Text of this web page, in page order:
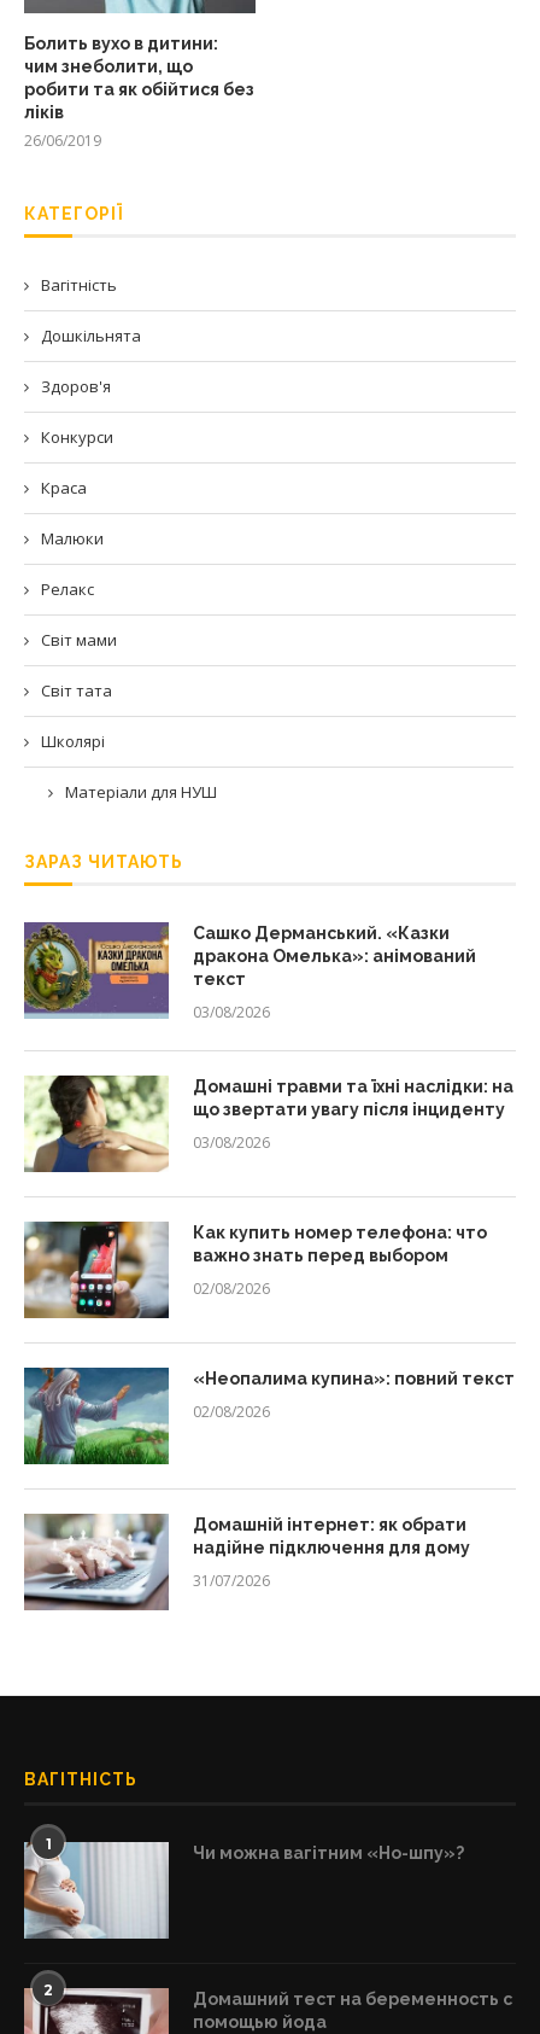
Болить вухо в дитини:
чим знеболити, що
робити та як обійтися без
ліків
26/06/2019
КАТЕГОРІЇ
Вагітність
Дошкільнята
Здоров'я
Конкурси
Краса
Малюки
Релакс
Світ мами
Світ тата
Школярі
Матеріали для НУШ
ЗАРАЗ ЧИТАЮТЬ
Сашко Дерманський. «Казки
дракона Омелька»: анімований
текст
03/08/2026
Домашні травми та їхні наслідки: на
що звертати увагу після інциденту
03/08/2026
Как купить номер телефона: что
важно знать перед выбором
02/08/2026
«Неопалима купина»: повний текст
02/08/2026
Домашній інтернет: як обрати
надійне підключення для дому
31/07/2026
ВАГІТНІСТЬ
1 Чи можна вагітним «Но-шпу»?
2
Домашний тест на беременность с
помощью йода